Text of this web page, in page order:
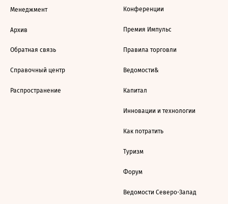
Менеджмент
Архив
Обратная связь
Справочный центр
Распространение
Конференции
Премия Импульс
Правила торговли
Ведомости&
Капитал
Инновации и технологии
Как потратить
Туризм
Форум
Ведомости Северо-Запад